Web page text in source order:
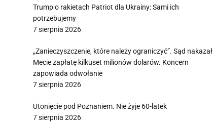
Trump o rakietach Patriot dla Ukrainy: Sami ich
potrzebujemy
7 sierpnia 2026
„Zanieczyszczenie, które należy ograniczyć”. Sąd nakazał
Mecie zapłatę kilkuset milionów dolarów. Koncern
zapowiada odwołanie
7 sierpnia 2026
Utonięcie pod Poznaniem. Nie żyje 60-latek
7 sierpnia 2026